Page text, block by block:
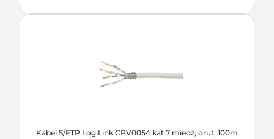
Kabel S/FTP LogiLink CPV0054 kat.7 miedź, drut, 100m